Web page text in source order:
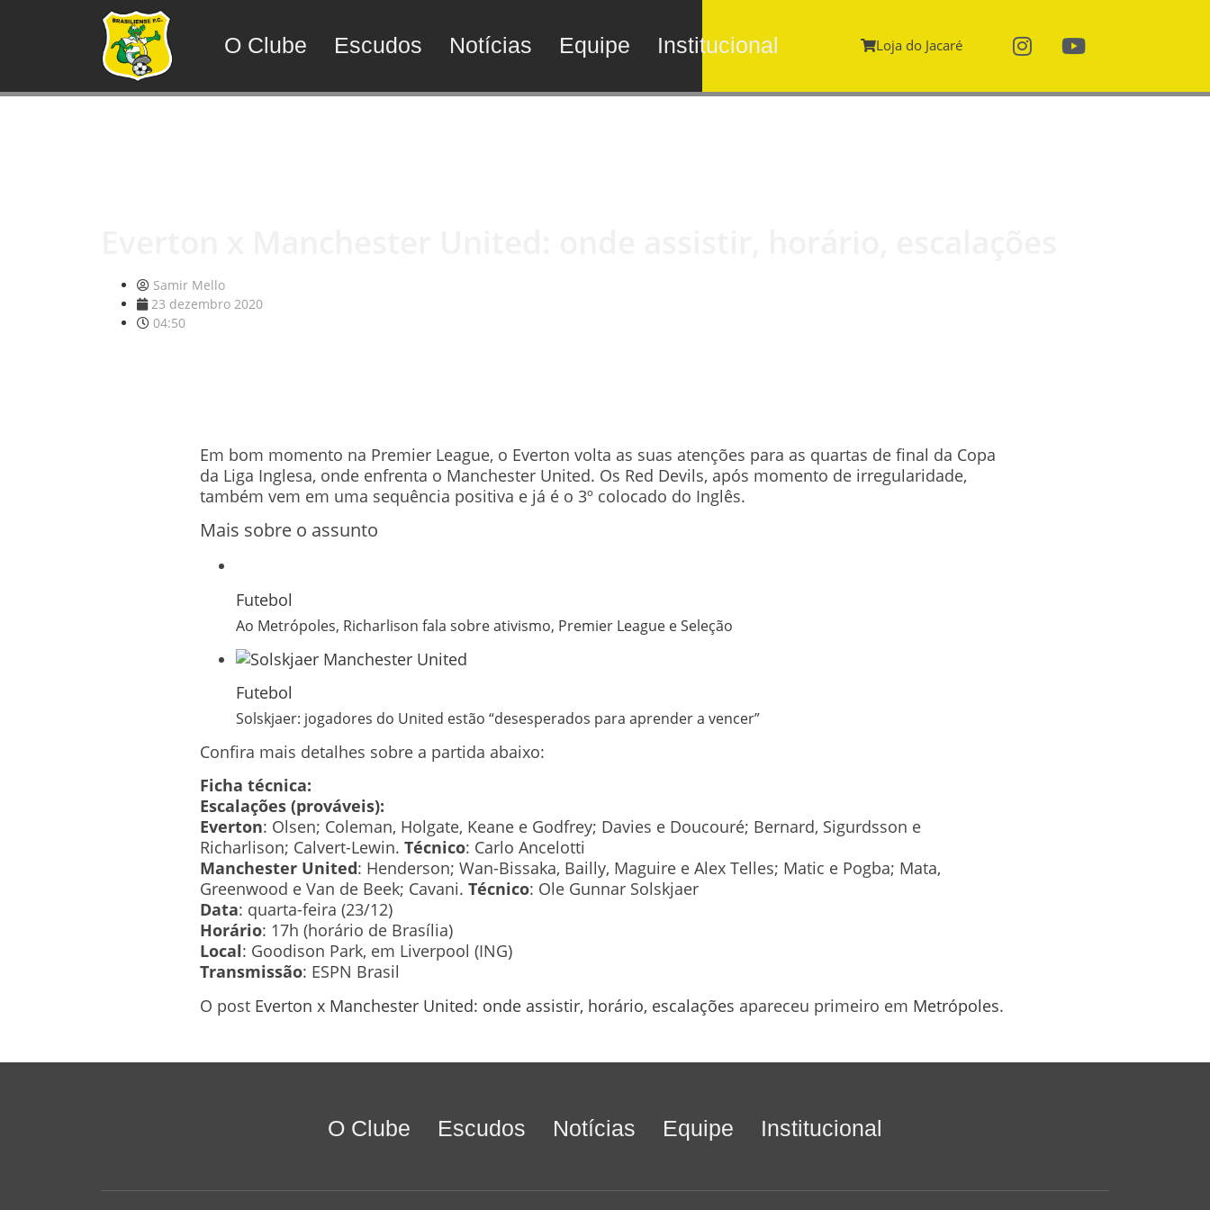
O Clube Escudos Notícias Equipe Institucional Loja do Jacaré
Samir Mello
23 dezembro 2020
04:50
Em bom momento na Premier League, o Everton volta as suas atenções para as quartas de final da Copa
da Liga Inglesa, onde enfrenta o Manchester United. Os Red Devils, após momento de irregularidade,
também vem em uma sequência positiva e já é o 3º colocado do Inglês.
Mais sobre o assunto
Futebol
Ao Metrópoles, Richarlison fala sobre ativismo, Premier League e Seleção
Futebol
Solskjaer: jogadores do United estão “desesperados para aprender a vencer”
Confira mais detalhes sobre a partida abaixo:
Ficha técnica:
Escalações (prováveis):
Everton: Olsen; Coleman, Holgate, Keane e Godfrey; Davies e Doucouré; Bernard, Sigurdsson e
Richarlison; Calvert-Lewin. Técnico: Carlo Ancelotti
Manchester United: Henderson; Wan-Bissaka, Bailly, Maguire e Alex Telles; Matic e Pogba; Mata,
Greenwood e Van de Beek; Cavani. Técnico: Ole Gunnar Solskjaer
Data: quarta-feira (23/12)
Horário: 17h (horário de Brasília)
Local: Goodison Park, em Liverpool (ING)
Transmissão: ESPN Brasil
O post Everton x Manchester United: onde assistir, horário, escalações apareceu primeiro em Metrópoles.
O Clube Escudos Notícias Equipe Institucional